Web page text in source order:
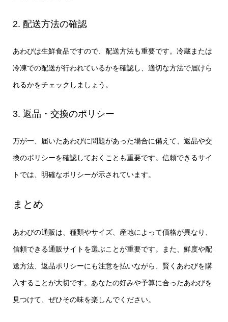
2. 配送方法の確認
あわびは生鮮食品ですので、配送方法も重要です。冷蔵または
冷凍での配送が行われているかを確認し、適切な方法で届けら
れるかをチェックしましょう。
3. 返品・交換のポリシー
万が一、届いたあわびに問題があった場合に備えて、返品や交
換のポリシーを確認しておくことも重要です。信頼できるサイ
トでは、明確なポリシーが示されています。
まとめ
あわびの通販は、種類やサイズ、産地によって価格が異なり、
信頼できる通販サイトを選ぶことが重要です。また、鮮度や配
送方法、返品ポリシーにも注意を払いながら、賢くあわびを購
入することが大切です。あなたの好みや予算に合ったあわびを
見つけて、ぜひその味を楽しんでください。